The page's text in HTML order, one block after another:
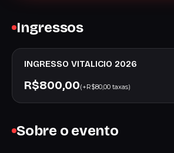
Sobre o evento
Ingressos
INGRESSO VITALICIO 2026
R$800,00(+R$80,00 taxas)